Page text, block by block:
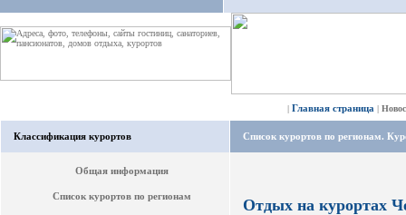
| Главная страница |
Классификация курортов
Общая информация
Список курортов по регионам
Список курортов по регионам.
Отдых на курортах